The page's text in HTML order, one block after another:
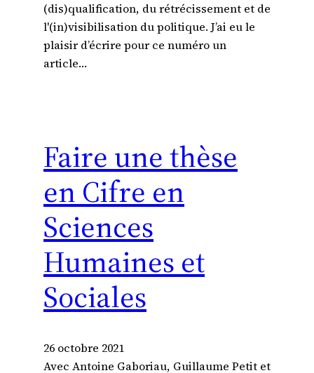
(dis)qualification, du rétrécissement et de
l'(in)visibilisation du politique. J’ai eu le
plaisir d’écrire pour ce numéro un
article…
Faire une thèse
en Cifre en
Sciences
Humaines et
Sociales
26 octobre 2021
Avec Antoine Gaboriau, Guillaume Petit et